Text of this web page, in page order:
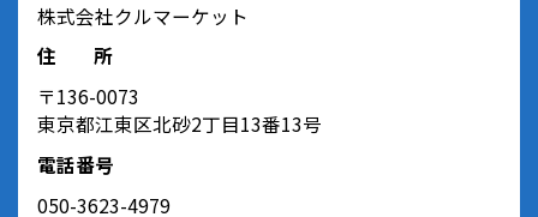
株式会社クルマーケット
住所
〒136-0073
東京都江東区北砂2丁目13番13号
電話番号
050-3623-4979